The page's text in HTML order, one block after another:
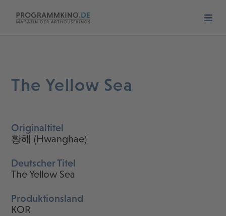
The Yellow Sea
Originaltitel
황해 (Hwanghae)
Deutscher Titel
The Yellow Sea
Produktionsland
KOR